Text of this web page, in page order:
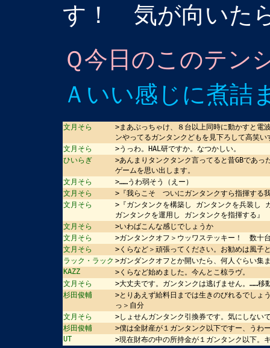
す！ 気が向いた
Ｑ今日のこのテン
Ａいい感じに煮詰
文月そら
>まあぶっちゃけ、８台以上同時に動かすと電
ンやってるガンタンクどもを見下ろして高笑
文月そら
>うっわ。HAL研ですか。なつかしい。
ひいらぎ
>あんまりタンクタンク言ってると昔GBであ
ゲームを思い出します。
文月そら
>……うわ弱そう（えー）
文月そら
>『我らこそ ついにガンタンクすら指揮する
文月そら
>『ガンタンクを構築し ガンタンクを兵装し
ガンタンクを運用し ガンタンクを指揮する』
文月そら
>いわばこんな感じでしょうか
文月そら
>ガンタンクオフ＞ウッワステッキー！ 数十
文月そら
>くらなど＞頑張ってください。お勧めは風子
ラック・ラック >ガンダンクオフとか開いたら、何人ぐらい集
KAZZ
>くらなど始めました。今んとこ椋ラヴ。
文月そら
>大丈夫です。ガンタンクは逃げません。……移
杉田俊輔
>とりあえず給料日までは生きのびれるでしょ
っ＞自分
文月そら
>しょせんガンタンク引換券です。気にしない
杉田俊輔
>僕は全財産が１ガンタンク以下ですー、うわ
UT
>現在財布の中の所持金が１ガンタンク以下。